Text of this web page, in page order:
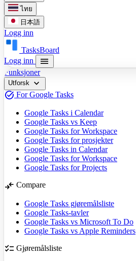
ไทย
日本語
Logg inn
TasksBoard
Logg inn
menu
Funksjoner
Utforsk expand_more
task_alt For Google Tasks
Google Tasks i Calendar
Google Tasks vs Keep
Google Tasks for Workspace
Google Tasks for prosjekter
Google Tasks in Calendar
Google Tasks for Workspace
Google Tasks for Projects
compare_arrows Compare
Google Tasks gjøremålsliste
Google Tasks-tavler
Google Tasks vs Microsoft To Do
Google Tasks vs Apple Reminders
checklist Gjøremålsliste